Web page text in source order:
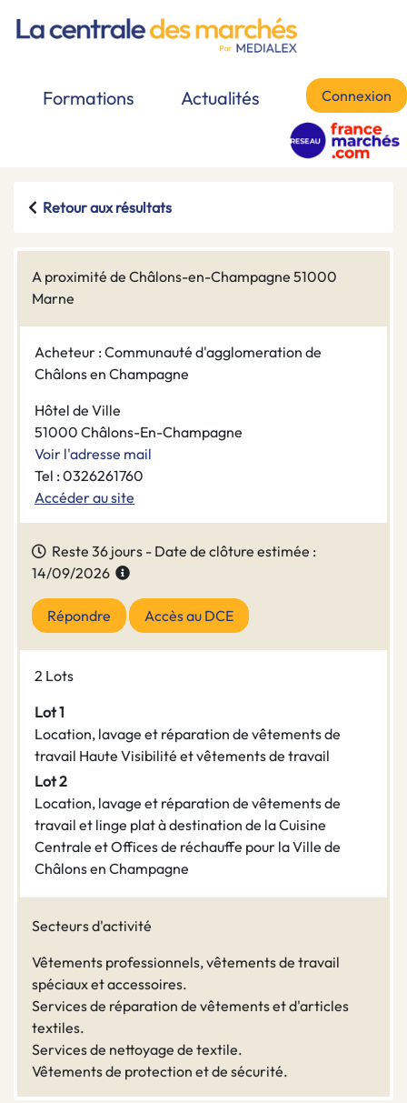
Formations Actualités Connexion
Retour aux résultats
A proximité de Châlons-en-Champagne 51000
Marne
Acheteur : Communauté d'agglomeration de
Châlons en Champagne
Hôtel de Ville
51000 Châlons-En-Champagne
Voir l'adresse mail
Tel : 0326261760
Accéder au site
Reste 36 jours - Date de clôture estimée :
14/09/2026
Répondre Accès au DCE
2 Lots
Lot 1
Location, lavage et réparation de vêtements de
travail Haute Visibilité et vêtements de travail
Lot 2
Location, lavage et réparation de vêtements de
travail et linge plat à destination de la Cuisine
Centrale et Offices de réchauffe pour la Ville de
Châlons en Champagne
Secteurs d'activité
Vêtements professionnels, vêtements de travail
spéciaux et accessoires.
Services de réparation de vêtements et d'articles
textiles.
Services de nettoyage de textile.
Vêtements de protection et de sécurité.